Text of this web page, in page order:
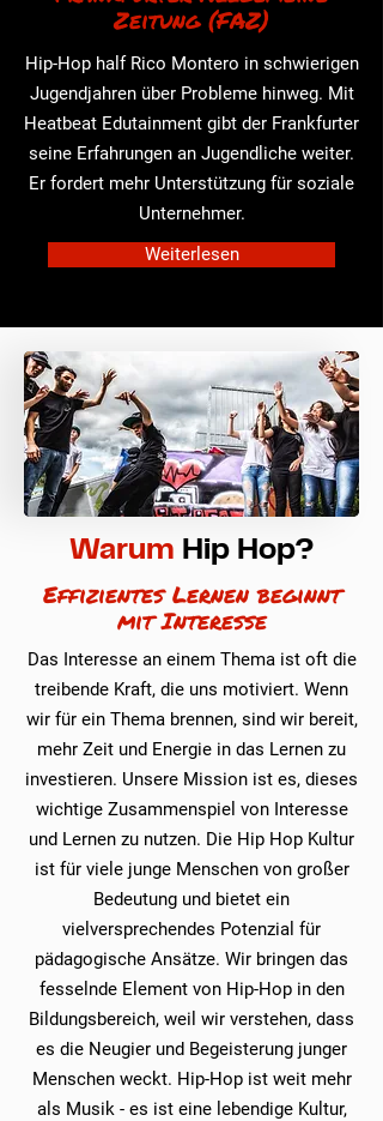
Zeitung (FAZ)
Hip-Hop half Rico Montero in schwierigen
Jugendjahren über Probleme hinweg. Mit
Heatbeat Edutainment gibt der Frankfurter
seine Erfahrungen an Jugendliche weiter.
Er fordert mehr Unterstützung für soziale
Unternehmer.
Weiterlesen
Warum Hip Hop?
Effizientes Lernen beginnt
mit Interesse
Das Interesse an einem Thema ist oft die
treibende Kraft, die uns motiviert. Wenn
wir für ein Thema brennen, sind wir bereit,
mehr Zeit und Energie in das Lernen zu
investieren. Unsere Mission ist es, dieses
wichtige Zusammenspiel von Interesse
und Lernen zu nutzen. Die Hip Hop Kultur
ist für viele junge Menschen von großer
Bedeutung und bietet ein
vielversprechendes Potenzial für
pädagogische Ansätze. Wir bringen das
fesselnde Element von Hip-Hop in den
Bildungsbereich, weil wir verstehen, dass
es die Neugier und Begeisterung junger
Menschen weckt. Hip-Hop ist weit mehr
als Musik - es ist eine lebendige Kultur,